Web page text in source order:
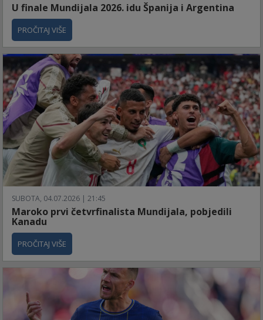
U finale Mundijala 2026. idu Španija i Argentina
PROČITAJ VIŠE
SUBOTA, 04.07.2026 | 21:45
Maroko prvi četvrfinalista Mundijala, pobjedili
Kanadu
PROČITAJ VIŠE